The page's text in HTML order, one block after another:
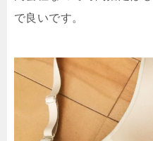
で良いです。